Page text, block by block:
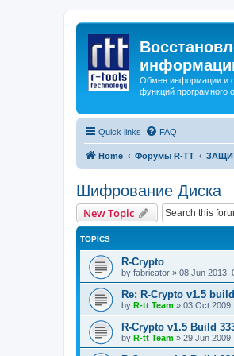
Обмен информации и
функций програмного
Quick links FAQ
Home Форумы R-TT
Шифрование Диска
New Topic
TOPICS
R-Crypto
by fabricator » 08 Jun 2013,
Re: R-Crypto v1.5
by R-tt Team » 03 Oct
R-Crypto v1.5 Build
by R-tt Team » 29 Jun